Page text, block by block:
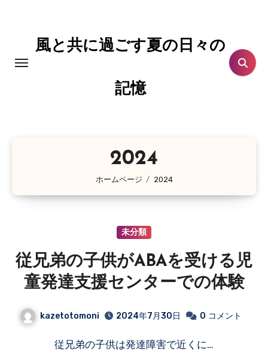
風と共に過ごす夏の日々の
記憶
2024
ホームページ 2024
未分類
従兄弟の子供がABAを受ける児
童発達支援センターでの体験
kazetotomoni 2024年7月30日 0 コメント
従兄弟の子供は発達障害で近くに…